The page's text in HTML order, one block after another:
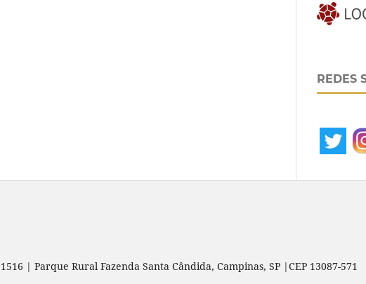
REDES
| Parque Rural Fazenda Santa Cândida, Campinas, SP |CEP 13087-571